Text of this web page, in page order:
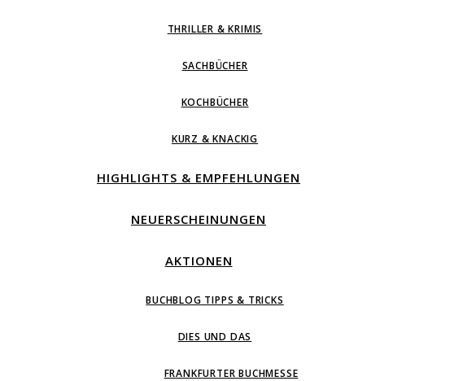
THRILLER & KRIMIS
SACHBÜCHER
KOCHBÜCHER
KURZ & KNACKIG
HIGHLIGHTS & EMPFEHLUNGEN
NEUERSCHEINUNGEN
AKTIONEN
BUCHBLOG TIPPS & TRICKS
DIES UND DAS
FRANKFURTER BUCHMESSE